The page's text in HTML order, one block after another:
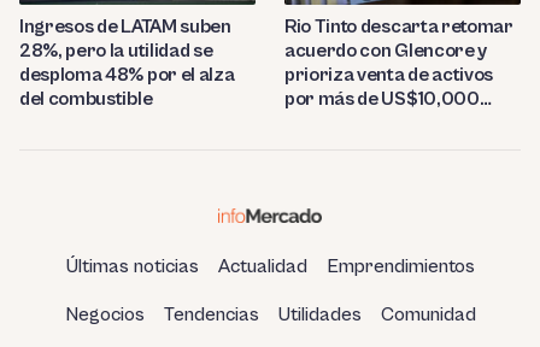
Ingresos de LATAM suben
28%, pero la utilidad se
desploma 48% por el alza
del combustible
Rio Tinto descarta retomar
acuerdo con Glencore y
prioriza venta de activos
por más de US$10,000
Últimas noticias Actualidad Emprendimientos
Negocios Tendencias Utilidades Comunidad